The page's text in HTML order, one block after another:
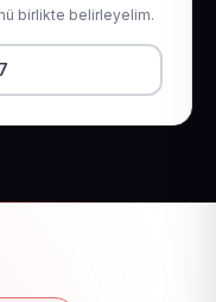
birlikte belirleyelim.